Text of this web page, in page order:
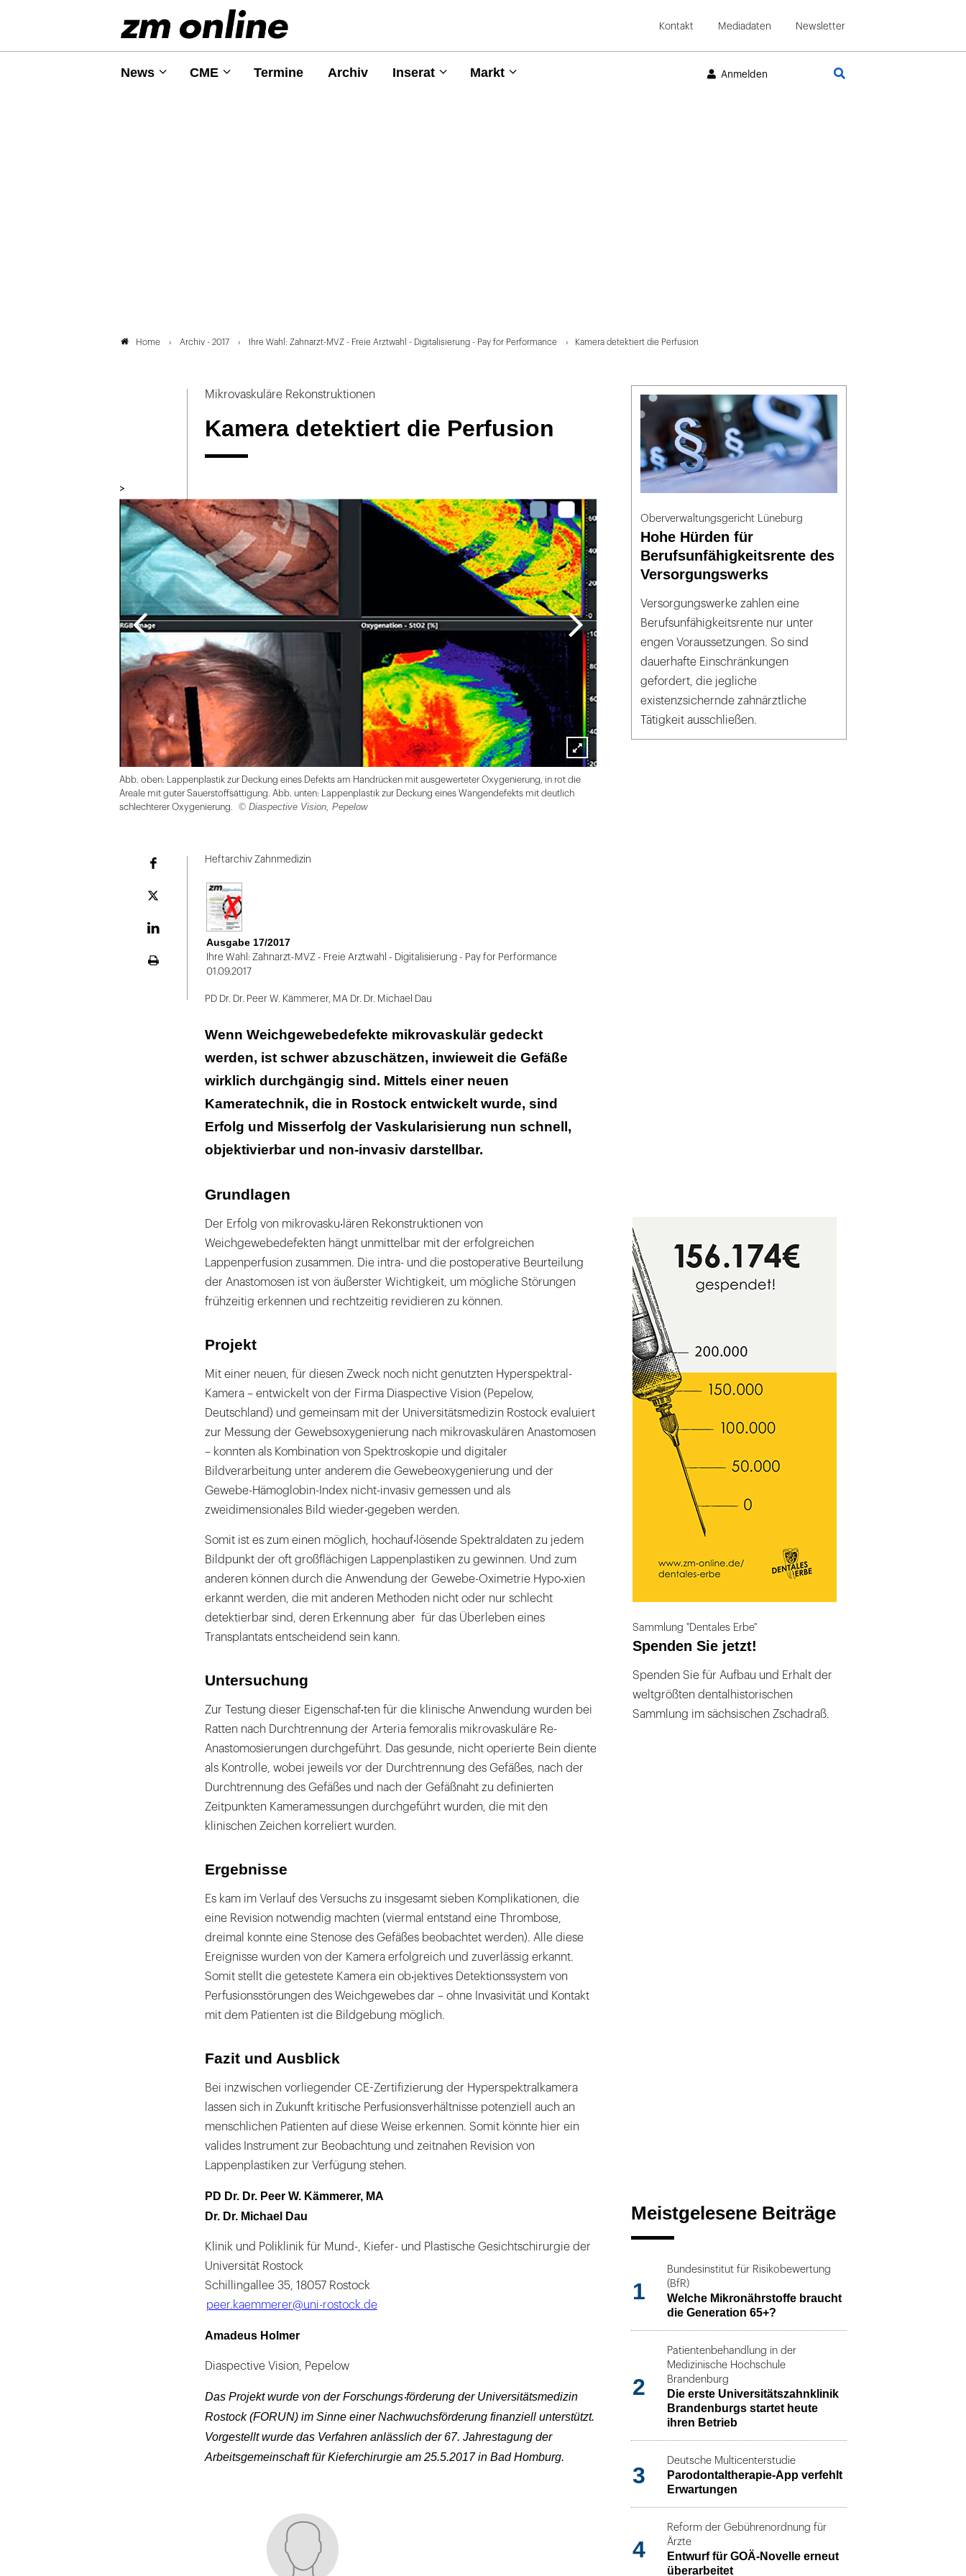
Kontakt Mediadaten Newsletter
News CME Termine Archiv Inserat Markt Anmelden
Home Archiv - 2017 Ihre Wahl: Zahnarzt-MVZ - Freie Arztwahl - Digitalisierung - Pay for Performance Kamera detektiert die Perfusion
Mikrovaskuläre Rekonstruktionen
Kamera detektiert die Perfusion
>
Lightbox
öffnen
Abb. oben: Lappenplastik zur Deckung eines Defekts am Handrücken mit ausgewerteter Oxygenierung, in rot die
Areale mit guter Sauerstoffsättigung. Abb. unten: Lappenplastik zur Deckung eines Wangendefekts mit deutlich
schlechterer Oxygenierung.
© Diaspective Vision, Pepelow
Plattform
Heftarchiv Zahnmedizin
Ausgabe 17/2017
Ihre Wahl: Zahnarzt-MVZ - Freie Arztwahl - Digitalisierung - Pay for Performance
01.09.2017
PD Dr. Dr. Peer W. Kämmerer, MA Dr. Dr. Michael Dau
Wenn Weichgewebedefekte mikrovaskulär gedeckt
werden, ist schwer abzuschätzen, inwieweit die Gefäße
wirklich durchgängig sind. Mittels einer neuen
Kameratechnik, die in Rostock entwickelt wurde, sind
Erfolg und Misserfolg der Vaskularisierung nun schnell,
objektivierbar und non-invasiv darstellbar.
Grundlagen
Der Erfolg von mikrovasku‧lären Rekonstruktionen von
Weichgewebedefekten hängt unmittelbar mit der erfolgreichen
Lappenperfusion zusammen. Die intra- und die postoperative Beurteilung
der Anastomosen ist von äußerster Wichtigkeit, um mögliche Störungen
frühzeitig erkennen und rechtzeitig revidieren zu können.
Projekt
Mit einer neuen, für diesen Zweck noch nicht genutzten Hyperspektral-
Kamera – entwickelt von der Firma Diaspective Vision (Pepelow,
Deutschland) und gemeinsam mit der Universitätsmedizin Rostock evaluiert
zur Messung der Gewebsoxygenierung nach mikrovaskulären Anastomosen
– konnten als Kombination von Spektroskopie und digitaler
Bildverarbeitung unter anderem die Gewebeoxygenierung und der
Gewebe-Hämoglobin-Index nicht-invasiv gemessen und als
zweidimensionales Bild wieder‧gegeben werden.
Somit ist es zum einen möglich, hochauf‧lösende Spektraldaten zu jedem
Bildpunkt der oft großflächigen Lappenplastiken zu gewinnen. Und zum
anderen können durch die Anwendung der Gewebe-Oximetrie Hypo‧xien
erkannt werden, die mit anderen Methoden nicht oder nur schlecht
detektierbar sind, deren Erkennung aber für das Überleben eines
Transplantats entscheidend sein kann.
Untersuchung
Zur Testung dieser Eigenschaf‧ten für die klinische Anwendung wurden bei
Ratten nach Durchtrennung der Arteria femoralis mikrovaskuläre Re-
Anastomosierungen durchgeführt. Das gesunde, nicht operierte Bein diente
als Kontrolle, wobei jeweils vor der Durchtrennung des Gefäßes, nach der
Durchtrennung des Gefäßes und nach der Gefäßnaht zu definierten
Zeitpunkten Kameramessungen durchgeführt wurden, die mit den
klinischen Zeichen korreliert wurden.
Ergebnisse
Es kam im Verlauf des Versuchs zu insgesamt sieben Komplikationen, die
eine Revision notwendig machten (viermal entstand eine Thrombose,
dreimal konnte eine Stenose des Gefäßes beobachtet werden). Alle diese
Ereignisse wurden von der Kamera erfolgreich und zuverlässig erkannt.
Somit stellt die getestete Kamera ein ob‧jektives Detektionssystem von
Perfusionsstörungen des Weichgewebes dar – ohne Invasivität und Kontakt
mit dem Patienten ist die Bildgebung möglich.
Fazit und Ausblick
Bei inzwischen vorliegender CE-Zertifizierung der Hyperspektralkamera
lassen sich in Zukunft kritische Perfusionsverhältnisse potenziell auch an
menschlichen Patienten auf diese Weise erkennen. Somit könnte hier ein
valides Instrument zur Beobachtung und zeitnahen Revision von
Lappenplastiken zur Verfügung stehen.
PD Dr. Dr. Peer W. Kämmerer, MA
Dr. Dr. Michael Dau
Klinik und Poliklinik für Mund-, Kiefer- und Plastische Gesichtschirurgie der
Universität Rostock
Schillingallee 35, 18057 Rostock
peer.kaemmerer@uni-rostock.de
Amadeus Holmer
Diaspective Vision, Pepelow
Das Projekt wurde von der Forschungs‧förderung der Universitätsmedizin
Rostock (FORUN) im Sinne einer Nachwuchsförderung finanziell unterstützt.
Vorgestellt wurde das Verfahren anlässlich der 67. Jahrestagung der
Arbeitsgemeinschaft für Kieferchirurgie am 25.5.2017 in Bad Homburg.
Oberverwaltungsgericht Lüneburg
Hohe Hürden für
Berufsunfähigkeitsrente des
Versorgungswerks
Versorgungswerke zahlen eine
Berufsunfähigkeitsrente nur unter
engen Voraussetzungen. So sind
dauerhafte Einschränkungen
gefordert, die jegliche
existenzsichernde zahnärztliche
Tätigkeit ausschließen.
Sammlung "Dentales Erbe"
Spenden Sie jetzt!
Spenden Sie für Aufbau und Erhalt der
weltgrößten dentalhistorischen
Sammlung im sächsischen Zschadraß.
Meistgelesene Beiträge
1
Bundesinstitut für Risikobewertung
(BfR)
Welche Mikronährstoffe braucht
die Generation 65+?
2
Patientenbehandlung in der
Medizinische Hochschule
Brandenburg
Die erste Universitätszahnklinik
Brandenburgs startet heute
ihren Betrieb
3
Deutsche Multicenterstudie
Parodontaltherapie-App verfehlt
Erwartungen
4
Reform der Gebührenordnung für
Ärzte
Entwurf für GOÄ-Novelle erneut
überarbeitet